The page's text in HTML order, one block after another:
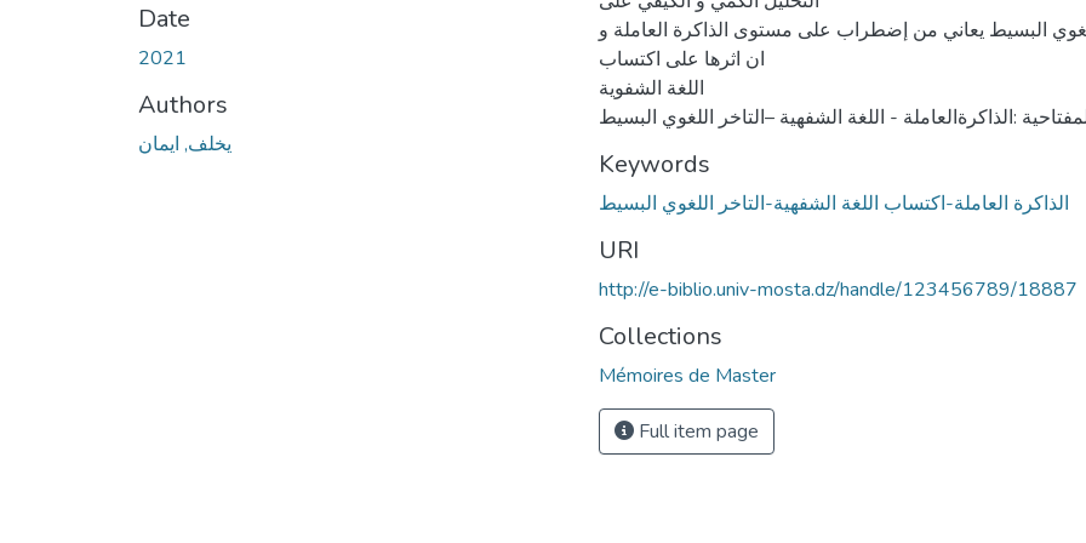
Date
2021
Authors
يخلف, ايمان
البسيط يعاني من إضطراب على مستوى الذاكرة العاملة و
ان اثرها على اكتساب
اللغة الشفوية
:الذاكرةالعاملة - اللغة الشفهية –التاخر اللغوي البسيط
Keywords
الذاكرة العاملة-اكتساب اللغة الشفهية-التاخر اللغوي البسيط
URI
http://e-biblio.univ-mosta.dz/handle/123456789/18887
Collections
Mémoires de Master
Full item page